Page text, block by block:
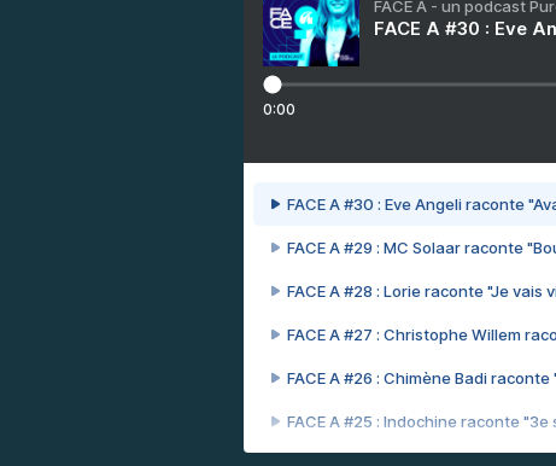
FACE A - un podcast
FACE A #30 : Eve
0:00
FACE A #30 : Eve Angeli raconte
FACE A #29 : MC Solaar raconte
FACE A #28 : Lorie raconte "Je vais
FACE A #27 : Christophe Willem
FACE A #26 : Chimène Badi raconte
FACE A #25 : Indochine raconte "3e